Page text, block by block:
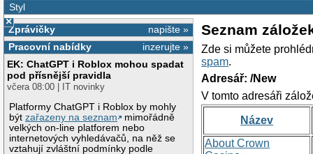
Styl
×
napište »
Zprávičky
inzerujte »
Pracovní nabídky
EK: ChatGPT i Roblox mohou spadat
pod přísnější pravidla
včera 08:00 | IT novinky
Platformy ChatGPT i Roblox by mohly
býtzařazeny na seznam
mimořádně
velkých on-line platforem nebo
internetových vyhledávačů, na něž se
vztahují zvláštní podmínky podle
Seznam
Zde si můžete
spam.
Adresář: /New
V tomto adresáři
Název
About Crown